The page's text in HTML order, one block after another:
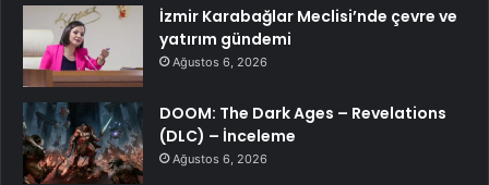
İzmir Karabağlar Meclisi’nde çevre ve
yatırım gündemi
Ağustos 6, 2026
DOOM: The Dark Ages – Revelations
(DLC) – İnceleme
Ağustos 6, 2026